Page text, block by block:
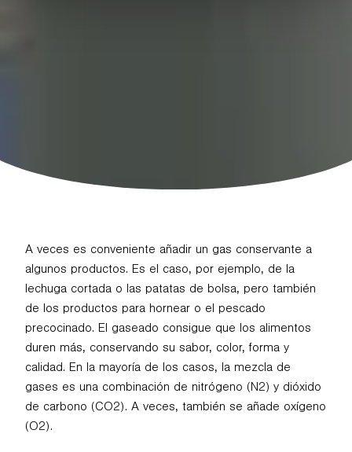
A veces es conveniente añadir un gas conservante a
algunos productos. Es el caso, por ejemplo, de la
lechuga cortada o las patatas de bolsa, pero también
de los productos para hornear o el pescado
precocinado. El gaseado consigue que los alimentos
duren más, conservando su sabor, color, forma y
calidad. En la mayoría de los casos, la mezcla de
gases es una combinación de nitrógeno (N2) y dióxido
de carbono (CO2). A veces, también se añade oxígeno
(O2).